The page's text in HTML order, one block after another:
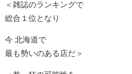
＜雑誌のランキングで
総合１位となり
今 北海道で
最も勢いのある店だ＞